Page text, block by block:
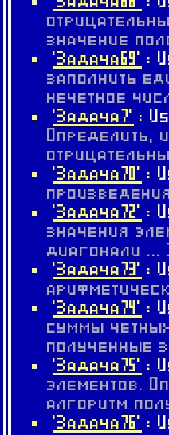
значение
'Задача69' :
заполнить
нечетное
'Задача7' :
Определить,
'Задача70' :
'Задача72' :
значения
диагонали ...
'Задача73' :
'Задача74' :
суммы
полученные
'Задача75' :
элементов.
алгоритм
'Задача76' :